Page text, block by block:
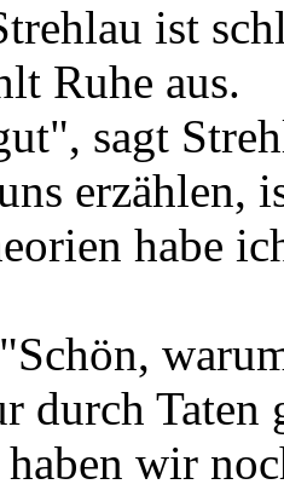
ist
Ruhe aus.
sagt
erzählen,
habe
durch Taten
wir